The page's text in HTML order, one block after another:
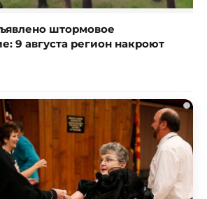
штормовое
9 августа регион накроют
i